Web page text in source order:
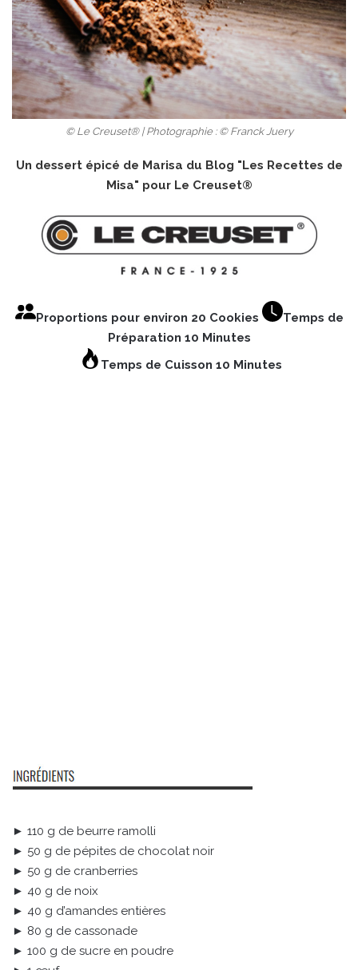
© Le Creuset® | Photographie : © Franck Juery
Un dessert épicé de Marisa du Blog "Les Recettes de
Misa" pour Le Creuset®
Proportions pour environ 20 Cookies
Temps de
Préparation 10 Minutes
Temps de Cuisson 10 Minutes
► 110 g de beurre ramolli
► 50 g de pépites de chocolat noir
► 50 g de cranberries
► 40 g de noix
► 40 g d’amandes entières
► 80 g de cassonade
► 100 g de sucre en poudre